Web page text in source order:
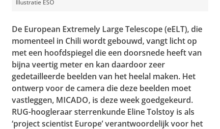
Illustratie ESO
De European Extremely Large Telescope (eELT), die
momenteel in Chili wordt gebouwd, vangt licht op
met een hoofdspiegel die een doorsnede heeft van
bijna veertig meter en kan daardoor zeer
gedetailleerde beelden van het heelal maken. Het
ontwerp voor de camera die deze beelden moet
vastleggen, MICADO, is deze week goedgekeurd.
RUG-hoogleraar sterrenkunde Eline Tolstoy is als
‘project scientist Europe’ verantwoordelijk voor het